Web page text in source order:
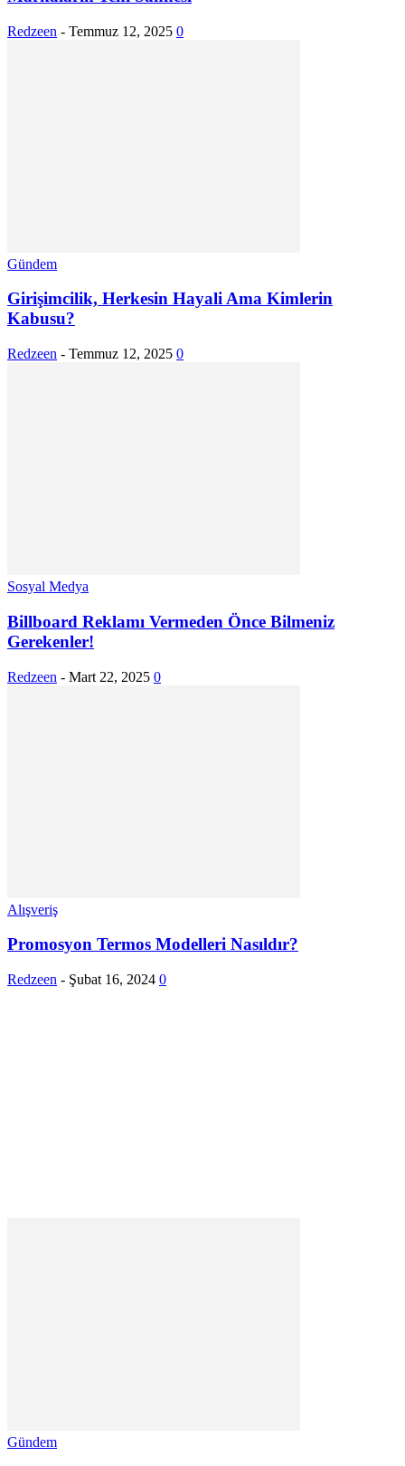
Redzeen - Temmuz 12, 2025 0
Gündem
Girişimcilik, Herkesin Hayali Ama Kimlerin
Kabusu?
Redzeen - Temmuz 12, 2025 0
Sosyal Medya
Billboard Reklamı Vermeden Önce Bilmeniz
Gerekenler!
Redzeen - Mart 22, 2025 0
Alışveriş
Promosyon Termos Modelleri Nasıldır?
Redzeen - Şubat 16, 2024 0
Gündem